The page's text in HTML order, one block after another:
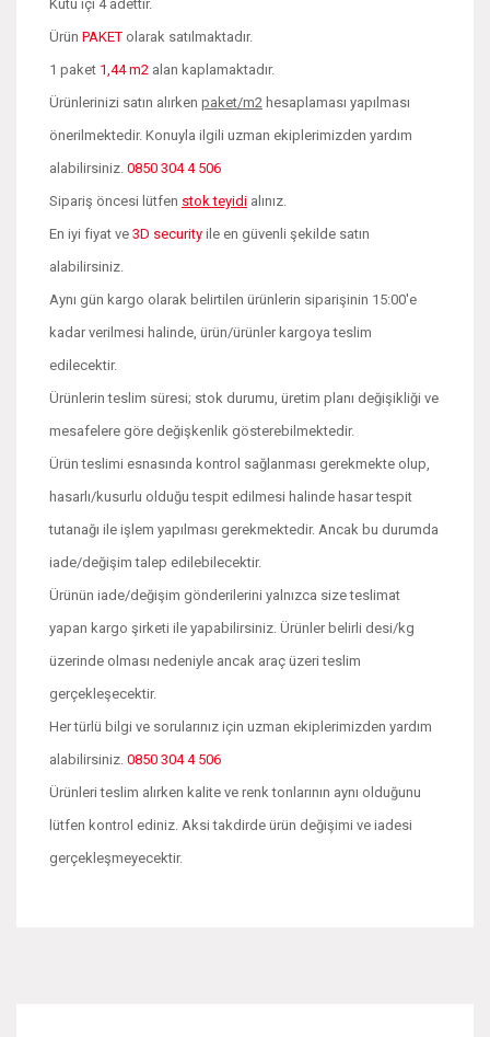
Kutu içi 4 adettir.
Ürün PAKET olarak satılmaktadır.
1 paket 1,44 m2 alan kaplamaktadır.
Ürünlerinizi satın alırken paket/m2 hesaplaması yapılması
önerilmektedir. Konuyla ilgili uzman ekiplerimizden yardım
alabilirsiniz. 0850 304 4 506
Sipariş öncesi lütfen stok teyidi alınız.
En iyi fiyat ve 3D security ile en güvenli şekilde satın
alabilirsiniz.
Aynı gün kargo olarak belirtilen ürünlerin siparişinin 15:00'e
kadar verilmesi halinde, ürün/ürünler kargoya teslim
edilecektir.
Ürünlerin teslim süresi; stok durumu, üretim planı değişikliği ve
mesafelere göre değişkenlik gösterebilmektedir.
Ürün teslimi esnasında kontrol sağlanması gerekmekte olup,
hasarlı/kusurlu olduğu tespit edilmesi halinde hasar tespit
tutanağı ile işlem yapılması gerekmektedir. Ancak bu durumda
iade/değişim talep edilebilecektir.
Ürünün iade/değişim gönderilerini yalnızca size teslimat
yapan kargo şirketi ile yapabilirsiniz. Ürünler belirli desi/kg
üzerinde olması nedeniyle ancak araç üzeri teslim
gerçekleşecektir.
Her türlü bilgi ve sorularınız için uzman ekiplerimizden yardım
alabilirsiniz. 0850 304 4 506
Ürünleri teslim alırken kalite ve renk tonlarının aynı olduğunu
lütfen kontrol ediniz. Aksi takdirde ürün değişimi ve iadesi
gerçekleşmeyecektir.